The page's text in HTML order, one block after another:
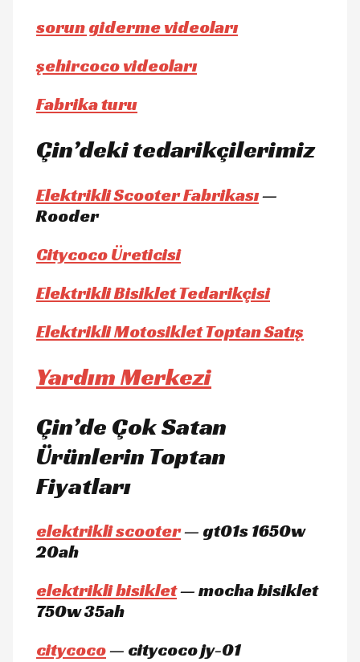
sorun giderme videoları
şehircoco videoları
Fabrika turu
Çin’deki tedarikçilerimiz
Elektrikli Scooter Fabrikası—
Rooder
Citycoco Üreticisi
Elektrikli Bisiklet Tedarikçisi
Elektrikli Motosiklet Toptan Satış
Yardım Merkezi
Çin’de Çok Satan
Ürünlerin Toptan
Fiyatları
elektrikli scooter— gt01s 1650w
20ah
elektrikli bisiklet— mocha bisiklet
750w 35ah
citycoco— citycoco jy-01